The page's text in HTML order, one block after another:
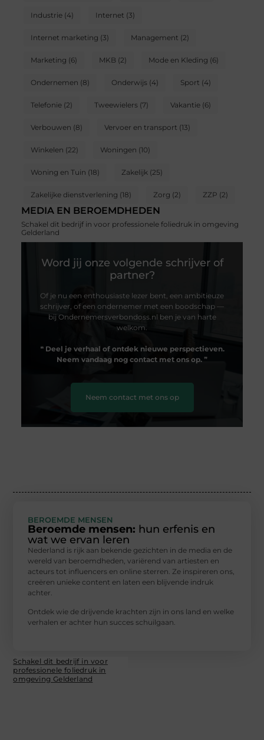
Industrie(4) Internet (3)
Internet marketing (3) Management (2)
Marketing (6) MKB (2) Mode en Kleding (6)
Ondernemen (8) Onderwijs(4) Sport (4)
Telefonie(2) Tweewielers(7) Vakantie(6)
Verbouwen (8) Vervoer en transport (13)
Winkelen (22) Woningen (10)
Woning en Tuin (18) Zakelijk (25)
Zakelijke dienstverlening (18) Zorg (2) ZZP (2)
MEDIA EN BEROEMDHEDEN
Schakel dit bedrijf in voor professionele foliedruk in omgeving
Gelderland
Word jij onze volgende schrijver of
partner?
Of je nu een enthousiaste lezer bent, een ambitieuze
schrijver, of een ondernemer met een boodschap —
bij Ondernemersverbondoss.nl ben je van harte
welkom.
❝ Deel je verhaal of ontdek nieuwe perspectieven.
Neem vandaag nog contact met ons op. ❞
Neem contact met ons op
BEROEMDE MENSEN
Beroemde mensen: hun erfenis en
wat we ervan leren
Nederland is rijk aan bekende gezichten in de media en de
wereld van beroemdheden, variërend van artiesten en
acteurs tot influencers en online sterren. Ze inspireren ons,
creëren unieke content en laten een blijvende indruk
achter.
Ontdek wie de drijvende krachten zijn in ons land en welke
verhalen er achter hun succes schuilgaan.
Schakel dit bedrijf in voor
professionele foliedruk in
omgeving Gelderland